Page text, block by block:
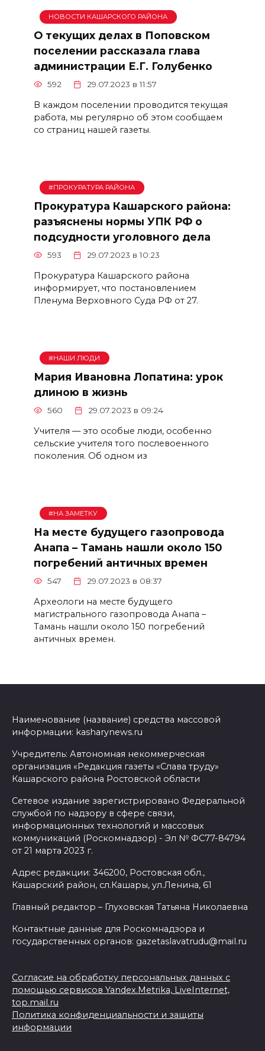
НОВОСТИ КАШАРСКОГО РАЙОНА
О текущих делах в Поповском
поселении рассказала глава
администрации Е.Г. Голубенко
592 29.07.2023 в 11:57
В каждом поселении проводится текущая
работа, мы регулярно об этом сообщаем
со страниц нашей газеты.
#ПРОКУРАТУРА РАЙОНА
Прокуратура Кашарского района:
разъяснены нормы УПК РФ о
подсудности уголовного дела
593 29.07.2023 в 10:23
Прокуратура Кашарского района
информирует, что постановлением
Пленума Верховного Суда РФ от 27.
#НАШИ ЛЮДИ
Мария Ивановна Лопатина: урок
длиною в жизнь
560 29.07.2023 в 09:24
Учителя — это особые люди, особенно
сельские учителя того послевоенного
поколения. Об одном из
#НА ЗАМЕТКУ
На месте будущего газопровода
Анапа – Тамань нашли около 150
погребений античных времен
547 29.07.2023 в 08:37
Археологи на месте будущего
магистрального газопровода Анапа –
Тамань нашли около 150 погребений
античных времен.
Наименование (название) средства массовой
информации: kasharynews.ru
Учредитель: Автономная некоммерческая
организация «Редакция газеты «Слава труду»
Кашарского района Ростовской области
Сетевое издание зарегистрировано Федеральной
службой по надзору в сфере связи,
информационных технологий и массовых
коммуникаций (Роскомнадзор) - Эл № ФС77-84794
от 21 марта 2023 г.
Адрес редакции: 346200, Ростовская обл.,
Кашарский район, сл.Кашары, ул.Ленина, 61
Главный редактор – Глуховская Татьяна Николаевна
Контактные данные для Роскомнадзора и
государственных органов: gazetaslavatrudu@mail.ru
Согласие на обработку персональных данных с
помощью сервисов Yandex.Metrika, LiveInternet,
top.mail.ru
Политика конфиденциальности и защиты
информации